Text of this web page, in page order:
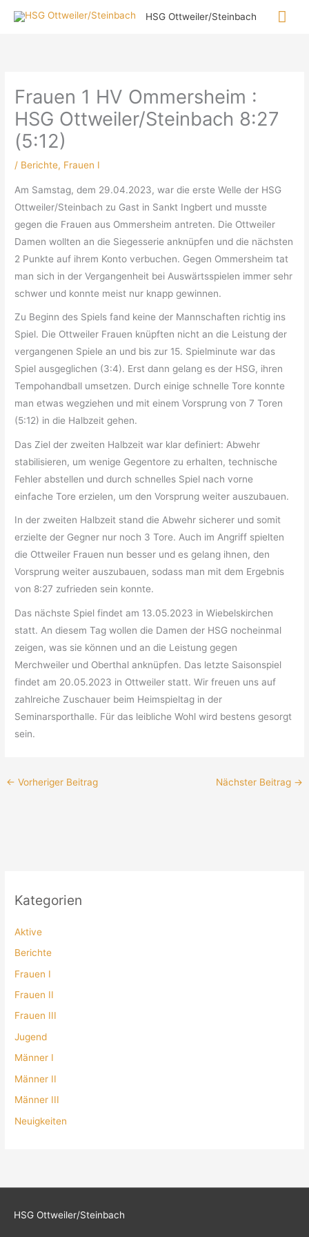
Inhalt
HSG Ottweiler/Steinbach
Kategorien
Aktive
Berichte
Frauen I
Frauen II
Frauen III
Jugend
Männer I
Männer II
Männer III
Neuigkeiten
Frauen 1 HV Ommersheim :
HSG Ottweiler/Steinbach 8:27
(5:12)
/ Berichte, Frauen I
Am Samstag, dem 29.04.2023, war die erste Welle der HSG
Ottweiler/Steinbach zu Gast in Sankt Ingbert und musste
gegen die Frauen aus Ommersheim antreten. Die Ottweiler
Damen wollten an die Siegesserie anknüpfen und die nächsten
2 Punkte auf ihrem Konto verbuchen. Gegen Ommersheim tat
man sich in der Vergangenheit bei Auswärtsspielen immer sehr
schwer und konnte meist nur knapp gewinnen.
Zu Beginn des Spiels fand keine der Mannschaften richtig ins
Spiel. Die Ottweiler Frauen knüpften nicht an die Leistung der
vergangenen Spiele an und bis zur 15. Spielminute war das
Spiel ausgeglichen (3:4). Erst dann gelang es der HSG, ihren
Tempohandball umsetzen. Durch einige schnelle Tore konnte
man etwas wegziehen und mit einem Vorsprung von 7 Toren
(5:12) in die Halbzeit gehen.
Das Ziel der zweiten Halbzeit war klar definiert: Abwehr
stabilisieren, um wenige Gegentore zu erhalten, technische
Fehler abstellen und durch schnelles Spiel nach vorne
einfache Tore erzielen, um den Vorsprung weiter auszubauen.
In der zweiten Halbzeit stand die Abwehr sicherer und somit
erzielte der Gegner nur noch 3 Tore. Auch im Angriff spielten
die Ottweiler Frauen nun besser und es gelang ihnen, den
Vorsprung weiter auszubauen, sodass man mit dem Ergebnis
von 8:27 zufrieden sein konnte.
Das nächste Spiel findet am 13.05.2023 in Wiebelskirchen
statt. An diesem Tag wollen die Damen der HSG nocheinmal
zeigen, was sie können und an die Leistung gegen
Merchweiler und Oberthal anknüpfen. Das letzte Saisonspiel
findet am 20.05.2023 in Ottweiler statt. Wir freuen uns auf
zahlreiche Zuschauer beim Heimspieltag in der
Seminarsporthalle. Für das leibliche Wohl wird bestens gesorgt
sein.
← Vorheriger Beitrag Nächster Beitrag →
HSG Ottweiler/Steinbach